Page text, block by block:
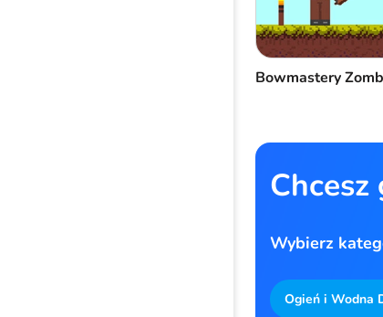
Bowmastery
Wybierz
Ogień i Wodna